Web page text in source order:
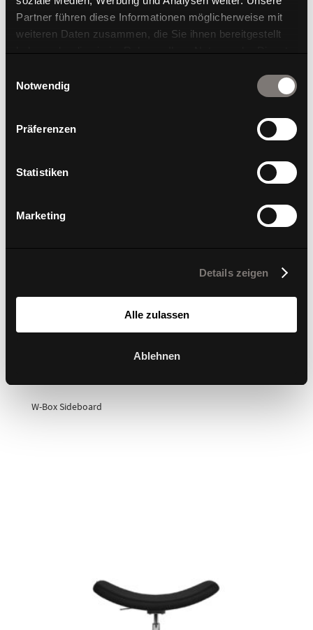
Partner führen diese Informationen möglicherweise mit
weiteren Daten zusammen, die Sie ihnen bereitgestellt
haben oder die sie im Rahmen Ihrer Nutzung der Dienste
Notwendig
Präferenzen
Statistiken
Marketing
Details zeigen
Alle zulassen
Ablehnen
W-Box Sideboard